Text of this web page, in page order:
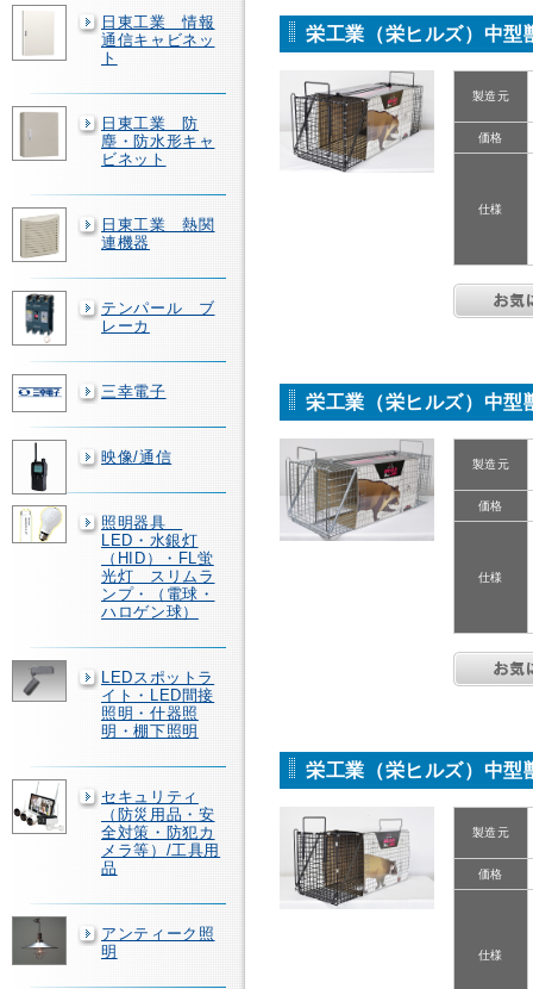
日東工業 情報
通信キャビネッ
ト
日東工業 防
塵・防水形キャ
ビネット
日東工業 熱関
連機器
テンパール ブ
レーカ
三幸電子
映像/通信
照明器具
LED・水銀灯
（HID）・FL蛍
光灯 スリムラ
ンプ・（電球・
ハロゲン球）
LEDスポットラ
イト・LED間接
照明・什器照
明・棚下照明
セキュリティ
（防災用品・安
全対策・防犯カ
メラ等）/工具用
品
アンティーク照
明
栄工業（栄ヒルズ）中
製造元
価格
仕様
栄工業（栄ヒルズ）中
製造元
価格
仕様
栄工業（栄ヒルズ）中
製造元
価格
仕様